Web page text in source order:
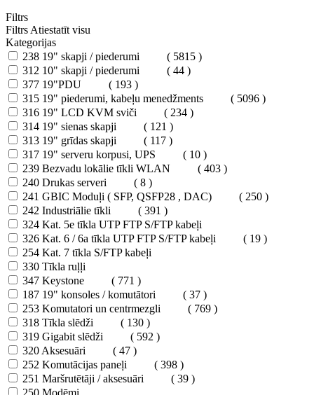
Filtrs
Filtrs Atiestatīt visu
Kategorijas
238 19" skapji / piederumi
( 5815 )
312 10" skapji / piederumi
( 44 )
377 19"PDU
( 193 )
315 19" piederumi, kabeļu menedžments
( 5096 )
316 19" LCD KVM sviči
( 234 )
314 19" sienas skapji
( 121 )
313 19" grīdas skapji
( 117 )
317 19" serveru korpusi, UPS
( 10 )
239 Bezvadu lokālie tīkli WLAN
( 403 )
240 Drukas serveri
( 8 )
241 GBIC Moduļi ( SFP, QSFP28 , DAC)
( 250 )
242 Industriālie tīkli
( 391 )
324 Kat. 5e tīkla UTP FTP S/FTP kabeļi
326 Kat. 6 / 6a tīkla UTP FTP S/FTP kabeļi
( 19 )
254 Kat. 7 tīkla S/FTP kabeļi
330 Tīkla ruļļi
347 Keystone
( 771 )
187 19" konsoles / komutātori
( 37 )
253 Komutatori un centrmezgli
( 769 )
318 Tīkla slēdži
( 130 )
319 Gigabit slēdži
( 592 )
320 Aksesuāri
( 47 )
252 Komutācijas paneļi
( 398 )
251 Maršrutētāji / aksesuāri
( 39 )
250 Modēmi